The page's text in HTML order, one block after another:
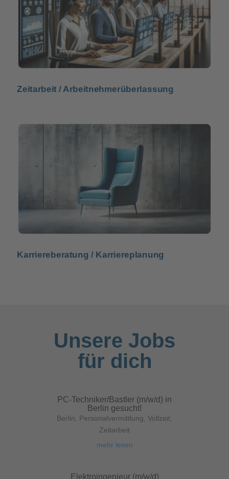
Zeitarbeit / Arbeitnehmerüberlassung
Karriereberatung / Karriereplanung
Unsere Jobs
für dich
PC-Techniker/Bastler (m/w/d) in
Berlin gesucht!
Berlin Personalvermittlung Vollzeit
Zeitarbeit
mehr lesen
Elektroingenieur (m/w/d)